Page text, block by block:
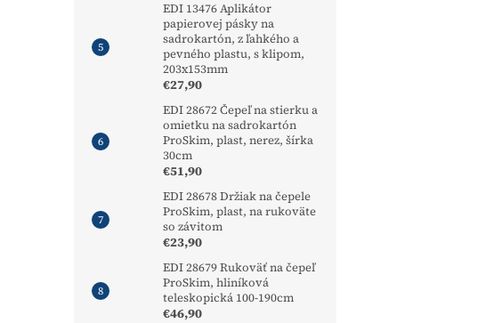
EDI 13476 Aplikátor
papierovej pásky na
sadrokartón, z ľahkého a
pevného plastu, s klipom,
203x153mm
€27,90
EDI 28672 Čepeľ na stierku a
omietku na sadrokartón
ProSkim, plast, nerez, šírka
30cm
€51,90
EDI 28678 Držiak na čepele
ProSkim, plast, na rukoväte
so závitom
€23,90
EDI 28679 Rukoväť na čepeľ
ProSkim, hliníková
teleskopická 100-190cm
€46,90